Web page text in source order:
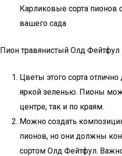
Карликовые сорта пионов
вашего сада
Пион травянистый Олд
Цветы этого сорта
яркой зеленью. Пионы
центре, так и по краям.
Можно создать
пионов, но они должны
сортом Олд Фейтфул.